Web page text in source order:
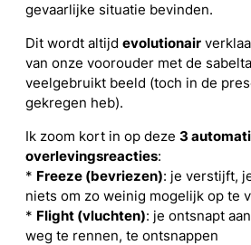
gevaarlijke situatie bevinden.
Dit wordt altijd evolutionair
van onze voorouder met de
veelgebruikt beeld (toch in de
gekregen heb).
Ik zoom kort in op deze 3
overlevingsreacties:
* Freeze (bevriezen): je verstijft,
niets om zo weinig mogelijk op te
* Flight (vluchten): je ontsnapt
weg te rennen, te ontsnappen